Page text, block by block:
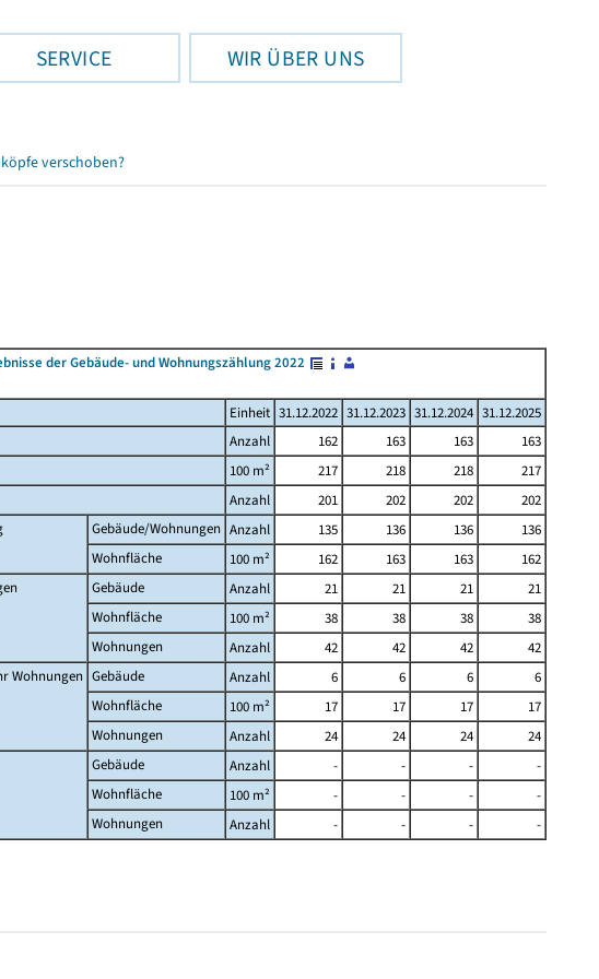
SERVICE WIR ÜBER UNS
verschoben?
der Gebäude- und Wohnungszählung 2022
Einheit 31.12.2022 31.12.2023 31.12.2024 31.12.2025
Anzahl 162 163 163
163
100 m² 217 218 218
217
Anzahl 201 202 202
202
Gebäude/Wohnungen Anzahl 135 136 136
136
Wohnfläche
100 m² 162 163 163
162
Gebäude Anzahl 21 21 21
21
Wohnfläche
100 m² 38 38 38
38
Wohnungen
Anzahl 42 42 42
42
Wohnungen Gebäude Anzahl 6 6 6
6
Wohnfläche
100 m² 17 17 17
17
Wohnungen
Anzahl 24 24 24
24
Gebäude Anzahl - - -
-
Wohnfläche
100 m² - - -
-
Wohnungen
Anzahl - - - -